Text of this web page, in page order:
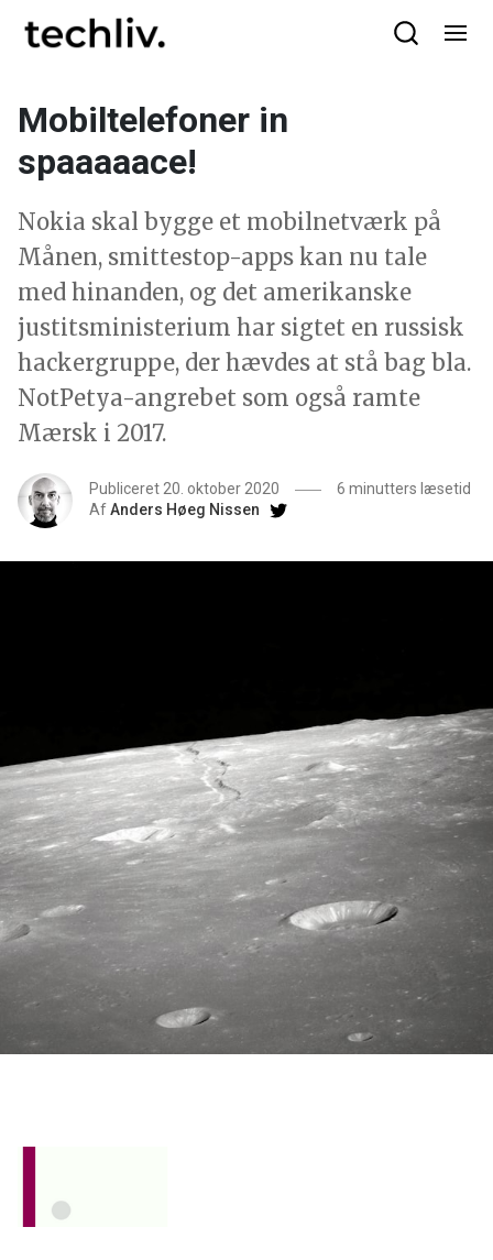
Mobiltelefoner in
spaaaaace!
Nokia skal bygge et mobilnetværk på
Månen, smittestop-apps kan nu tale
med hinanden, og det amerikanske
justitsministerium har sigtet en russisk
hackergruppe, der hævdes at stå bag bla.
NotPetya-angrebet som også ramte
Mærsk i 2017.
Publiceret 20. oktober 2020
6 minutters læsetid
AfAnders Høeg Nissen